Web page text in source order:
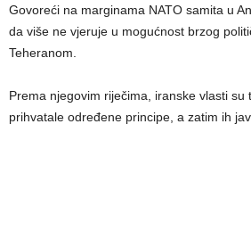
Govoreći na marginama NATO samita u
da više ne vjeruje u mogućnost brzog
Teheranom.
Prema njegovim riječima, iranske vlasti su
prihvatale određene principe, a zatim ih